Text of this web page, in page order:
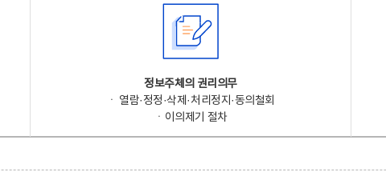
정보주체의 권리의무
ㆍ 열람·정정·삭제·처리정지·동의철회
ㆍ이의제기 절차